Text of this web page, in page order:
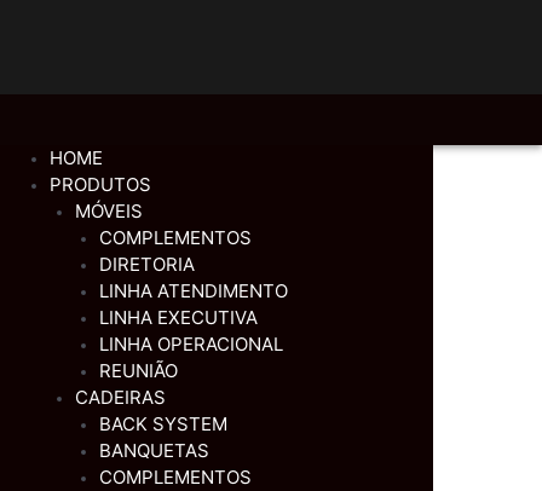
HOME
PRODUTOS
MÓVEIS
COMPLEMENTOS
DIRETORIA
LINHA ATENDIMENTO
LINHA EXECUTIVA
LINHA OPERACIONAL
REUNIÃO
CADEIRAS
BACK SYSTEM
BANQUETAS
COMPLEMENTOS